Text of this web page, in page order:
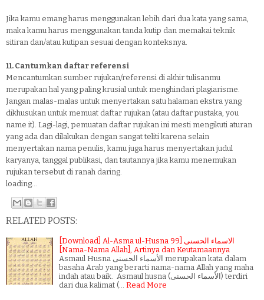
Jika kamu emang harus menggunakan lebih dari dua kata yang sama,
maka kamu harus menggunakan tanda kutip dan memakai teknik
sitiran dan/atau kutipan sesuai dengan konteksnya.
11. Cantumkan daftar referensi
Mencantumkan sumber rujukan/referensi di akhir tulisanmu
merupakan hal yang paling krusial untuk menghindari plagiarisme.
Jangan malas-malas untuk menyertakan satu halaman ekstra yang
dikhusukan untuk memuat daftar rujukan (atau daftar pustaka, you
name it). Lagi-lagi, pemuatan daftar rujukan ini mesti mengikuti aturan
yang ada dan dilakukan dengan sangat teliti karena selain
menyertakan nama penulis, kamu juga harus menyertakan judul
karyanya, tanggal publikasi, dan tautannya jika kamu menemukan
rujukan tersebut di ranah daring.
loading...
RELATED POSTS:
[Download] Al-Asma ul-Husna الاسماء الحسنى [99
[Nama-Nama Allah], Artinya dan Keutamaannya
Asmaul Husna الأسماء الحسنى merupakan kata dalam
basaha Arab yang berarti nama-nama Allah yang maha
indah atau baik. Asmaul husna (الأسماء الحسنى) terdiri
dari dua kalimat (…
Read More